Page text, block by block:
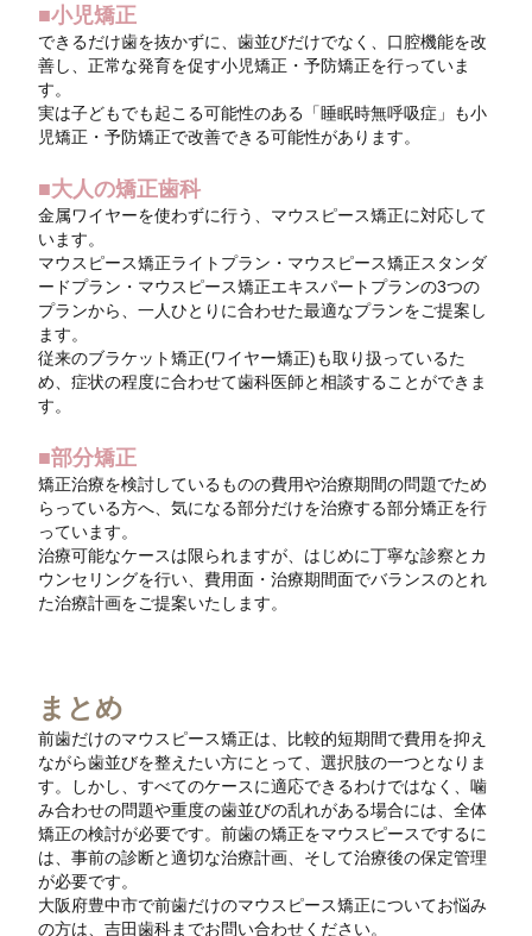
■小児矯正
できるだけ歯を抜かずに、歯並びだけでなく、口腔機能を改
善し、正常な発育を促す小児矯正・予防矯正を行っていま
す。
実は子どもでも起こる可能性のある「睡眠時無呼吸症」も小
児矯正・予防矯正で改善できる可能性があります。
■大人の矯正歯科
金属ワイヤーを使わずに行う、マウスピース矯正に対応して
います。
マウスピース矯正ライトプラン・マウスピース矯正スタンダ
ードプラン・マウスピース矯正エキスパートプランの3つの
プランから、一人ひとりに合わせた最適なプランをご提案し
ます。
従来のブラケット矯正(ワイヤー矯正)も取り扱っているた
め、症状の程度に合わせて歯科医師と相談することができま
す。
■部分矯正
矯正治療を検討しているものの費用や治療期間の問題でため
らっている方へ、気になる部分だけを治療する部分矯正を行
っています。
治療可能なケースは限られますが、はじめに丁寧な診察とカ
ウンセリングを行い、費用面・治療期間面でバランスのとれ
た治療計画をご提案いたします。
まとめ
前歯だけのマウスピース矯正は、比較的短期間で費用を抑え
ながら歯並びを整えたい方にとって、選択肢の一つとなりま
す。しかし、すべてのケースに適応できるわけではなく、噛
み合わせの問題や重度の歯並びの乱れがある場合には、全体
矯正の検討が必要です。前歯の矯正をマウスピースでするに
は、事前の診断と適切な治療計画、そして治療後の保定管理
が必要です。
大阪府豊中市で前歯だけのマウスピース矯正についてお悩み
の方は、吉田歯科までお問い合わせください。